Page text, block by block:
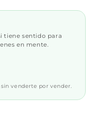
tiene sentido para
en mente.
venderte por vender.